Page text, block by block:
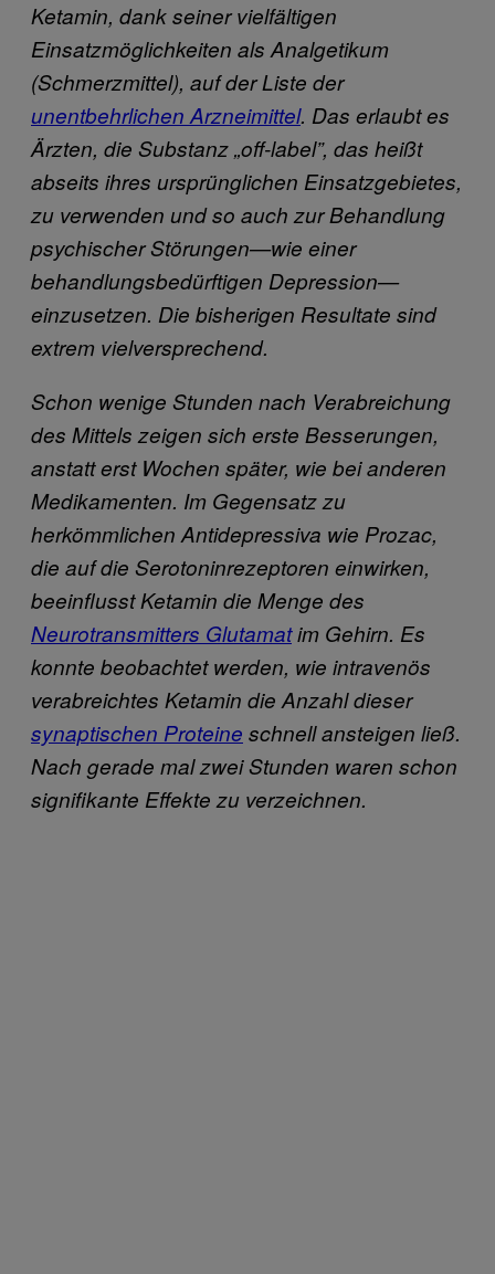
Ketamin, dank seiner vielfältigen
Einsatzmöglichkeiten als Analgetikum
(Schmerzmittel), auf der Liste der
unentbehrlichen Arzneimittel. Das erlaubt es
Ärzten, die Substanz „off-label”, das heißt
abseits ihres ursprünglichen Einsatzgebietes,
zu verwenden und so auch zur Behandlung
psychischer Störungen—wie einer
behandlungsbedürftigen Depression—
einzusetzen. Die bisherigen Resultate sind
extrem vielversprechend.
Schon wenige Stunden nach Verabreichung
des Mittels zeigen sich erste Besserungen,
anstatt erst Wochen später, wie bei anderen
Medikamenten. Im Gegensatz zu
herkömmlichen Antidepressiva wie Prozac,
die auf die Serotoninrezeptoren einwirken,
beeinflusst Ketamin die Menge des
Neurotransmitters Glutamatim Gehirn. Es
konnte beobachtet werden, wie intravenös
verabreichtes Ketamin die Anzahl dieser
synaptischen Proteine schnell ansteigen ließ.
Nach gerade mal zwei Stunden waren schon
signifikante Effekte zu verzeichnen.